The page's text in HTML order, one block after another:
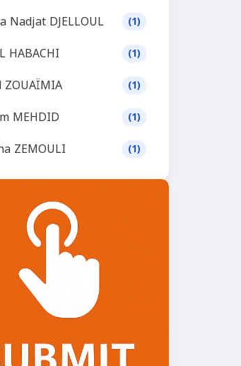
Nadjat DJELLOUL (1)
HABACHI (1)
ZOUAÏMIA (1)
MEHDID (1)
ZEMOULI (1)